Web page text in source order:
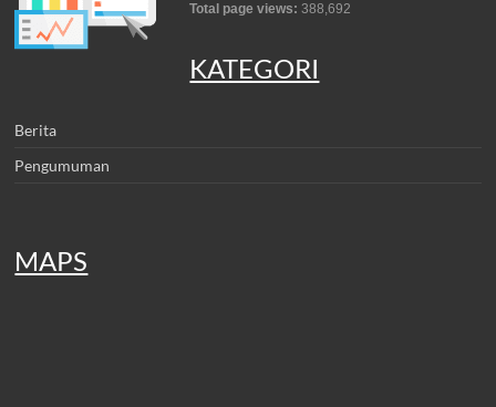
Total page views:388,692
KATEGORI
Berita
Pengumuman
MAPS